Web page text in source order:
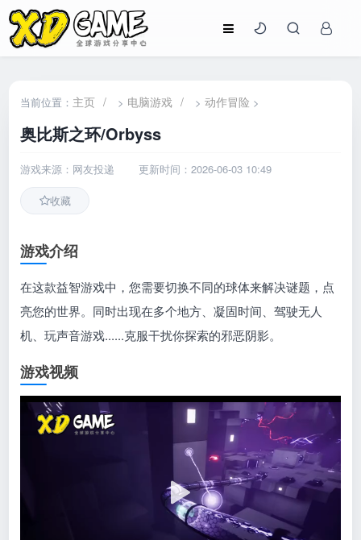
当前位置： 主页 / > 电脑游戏 / >动作冒险 >
奥比斯之环/Orbyss
游戏来源：网友投递 更新时间：2026-06-03 10:49
收藏
游戏介绍
在这款益智游戏中，您需要切换不同的球体来解决谜题，点
亮您的世界。同时出现在多个地方、凝固时间、驾驶无人
机、玩声音游戏......克服干扰你探索的邪恶阴影。
游戏视频